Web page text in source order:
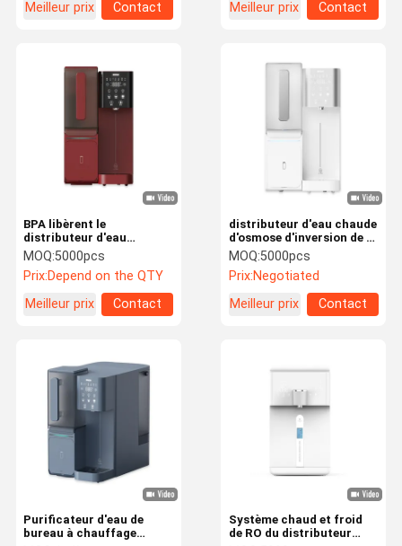
Produits
Meilleur prix
Contact
Meilleur prix
Contact
distributeur d'eau chaude
d'osmose d'inversion de la
partie supérieure du
comptoir 4000L 50Hz RO
MOQ:5000pcs
Prix:Negotiated
Meilleur prix
Contact
BPA libèrent le
distributeur d'eau
d'osmose de partie
supérieure du comptoir
de 5 étapes avec le
système de RO
MOQ:5000pcs
Prix:Depend on the QTY
Meilleur prix
Contact
Système chaud et froid
de RO du distributeur
Purificateur d'eau de
bureau à chauffage